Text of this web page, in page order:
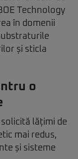
Technology
în domenii
și sticla
o
solicită lățimi de
mai redus,
și sisteme